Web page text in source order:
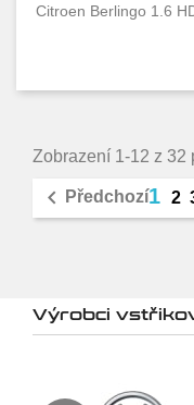
Citroen Berlingo 1.6
Zobrazení 1-12 z 32
 Předchozí1 2
Výrobci